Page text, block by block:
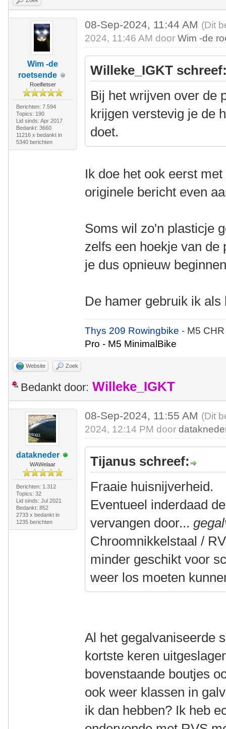
Wim -de
roetsende
Roeifietser
Berichten: 7.594
Topics: 190
Lid sinds: Apr 2017
Bedankt: 3660
11216 x bedankt in
5340 berichten
08-Sep-2024, 11:44 AM (Dit
2024, 11:46 AM doorWim -de
Willeke_IGKT
Bij het wrijven over de
krijgen verstevig je de
doet.
Ik doe het ook eerst
originele bericht even
Soms wil zo'n plasticje
zelfs een hoekje van
je dus opnieuw
De hamer gebruik ik als
Thys 209 Rowingbike- M5
Pro - M5 MinimalBike
Website Zoek
Bedankt door: Willeke_IGKT
datakneder
WAWelaar
Berichten: 1.312
Topics: 32
Lid sinds: Jul 2021
Bedankt: 852
2733 x bedankt in
1235 berichten
08-Sep-2024, 11:55 AM (Dit
2024, 12:14 PM door
Tijanus schreef:
Fraaie huisnijverheid.
Eventueel inderdaad
vervangen door...
Chroomnikkelstaal /
minder geschikt voor
weer los moeten
Al het gegalvaniseerde
kortste keren
bovenstaande boutjes
ook weer klassen in
ik dan hebben? Ik heb